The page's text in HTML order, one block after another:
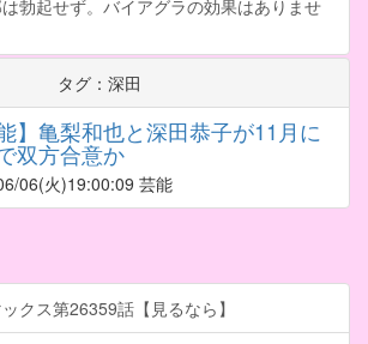
勃起せず。バイアグラの効果はありませ
タグ：深田
能】亀梨和也と深田恭子が11月に
双方合意か
06(火)19:00:09 芸能
クス第26359話【見るなら】